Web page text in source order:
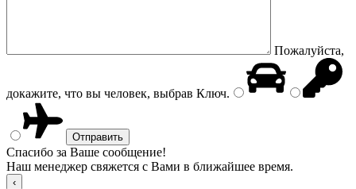
Пожалуйста,
докажите, что вы человек, выбрав Ключ.
Спасибо за Ваше сообщение!
Наш менеджер свяжется с Вами в ближайшее время.